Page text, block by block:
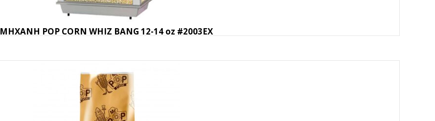
ΜΗΧΑΝΗ POP CORN WHIZ BANG 12-14 oz #2003EX